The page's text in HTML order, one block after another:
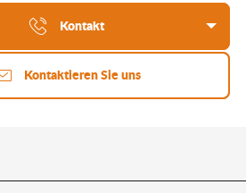
Kontakt
Kontaktieren Sie uns